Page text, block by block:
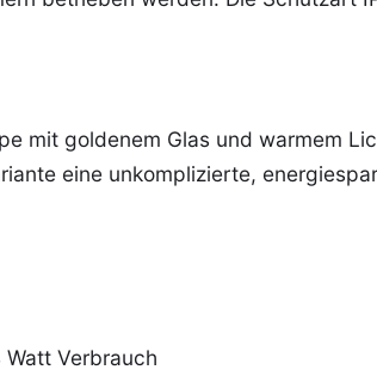
mit goldenem Glas und warmem
eine unkomplizierte,
Verbrauch